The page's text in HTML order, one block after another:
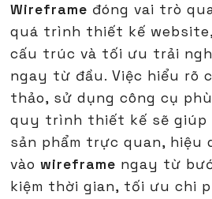
Wireframe đóng vai trò
quá trình thiết kế
cấu trúc và tối ưu trải
ngay từ đầu. Việc hiểu rõ
thảo, sử dụng công cụ
quy trình thiết kế sẽ giúp
sản phẩm trực quan, hiệu
vàowireframe ngay từ
kiệm thời gian, tối ưu chi